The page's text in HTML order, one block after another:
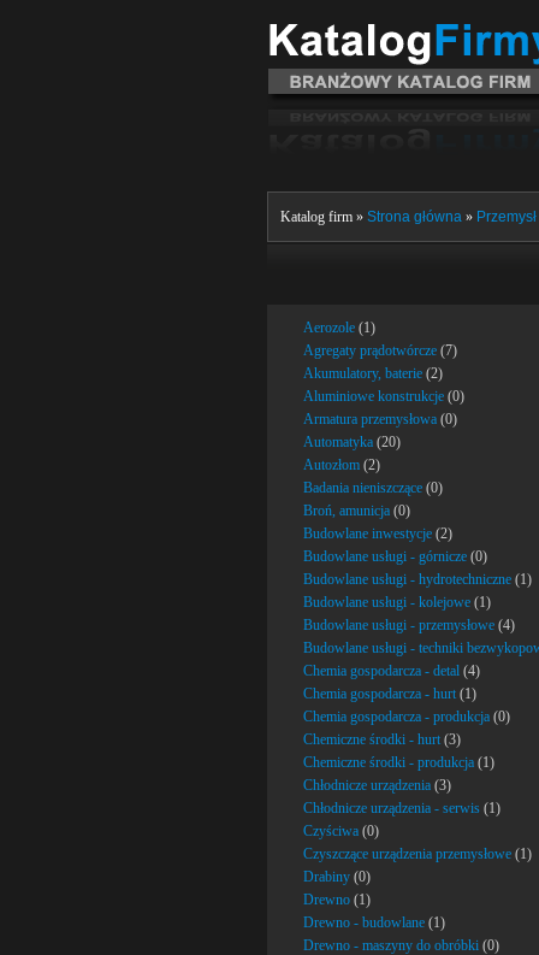
Katalog firm » Strona główna »
Aerozole (1)
Agregaty prądotwórcze (7)
Akumulatory, baterie (2)
Aluminiowe konstrukcje (0)
Armatura przemysłowa (0)
Automatyka (20)
Autozłom (2)
Badania nieniszczące (0)
Broń, amunicja (0)
Budowlane inwestycje (2)
Budowlane usługi - górnicze (0)
Budowlane usługi - hydrotechniczne (1)
Budowlane usługi - kolejowe (1)
Budowlane usługi - przemysłowe (4)
Budowlane usługi - techniki
Chemia gospodarcza - detal (4)
Chemia gospodarcza - hurt (1)
Chemia gospodarcza - produkcja (0)
Chemiczne środki - hurt (3)
Chemiczne środki - produkcja (1)
Chłodnicze urządzenia (3)
Chłodnicze urządzenia - serwis (1)
Czyściwa (0)
Czyszczące urządzenia przemysłowe (1)
Drabiny (0)
Drewno (1)
Drewno - budowlane (1)
Drewno - maszyny do obróbki (0)